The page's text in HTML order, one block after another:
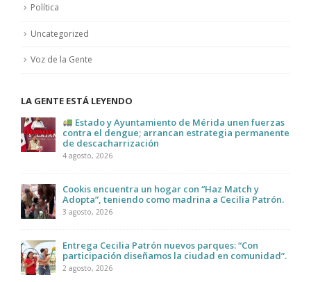
Política
Uncategorized
Voz de la Gente
LA GENTE ESTÁ LEYENDO
Estado y Ayuntamiento de Mérida unen fuerzas
contra el dengue; arrancan estrategia permanente
de descacharrización
4 agosto, 2026
Cookis encuentra un hogar con “Haz Match y
Adopta”, teniendo como madrina a Cecilia Patrón.
3 agosto, 2026
Entrega Cecilia Patrón nuevos parques: “Con
participación diseñamos la ciudad en comunidad”.
2 agosto, 2026